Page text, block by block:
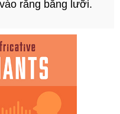
răng bằng lưỡi.